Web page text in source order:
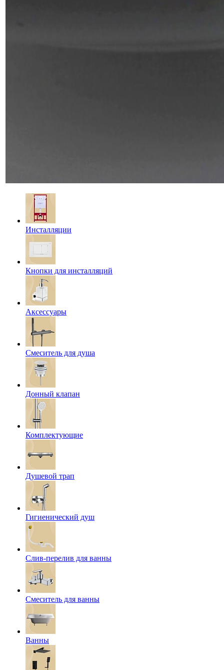
Инсталляции
Кнопки для инсталляций
Аксессуары
Смеситель для душа
Донный клапан
Комплектующие
Душевой трап
Гигиенический душ
Слив-перелив для ванны
Смеситель для ванны
Ванны